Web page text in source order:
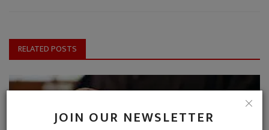
JOIN OUR NEWSLETTER
RELATED POSTS